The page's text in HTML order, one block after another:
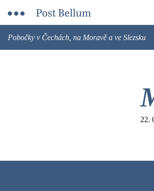
Pobočky v Čechách, na Moravě a ve Slezsku
22.